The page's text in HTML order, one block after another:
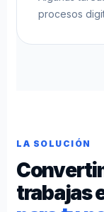
procesos
LA SOLUCIÓN
trabajas